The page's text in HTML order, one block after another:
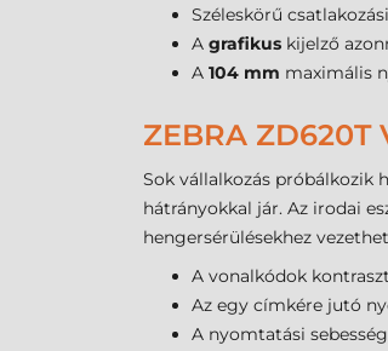
Széleskörű
A grafikus kijelző
A 104 mm maximális
ZEBRA ZD620T
Sok vállalkozás próbálkozik
hátrányokkal jár. Az irodai
hengersérülésekhez
A vonalkódok
Az egy címkére jutó
A nyomtatási